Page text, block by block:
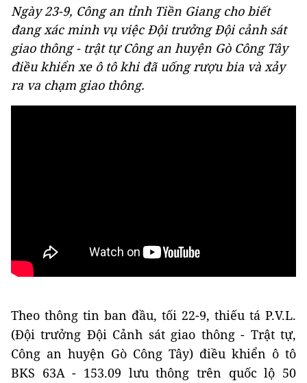
Ngày 23-9, Công an tỉnh Tiền Giang cho biết
đang xác minh vụ việc Đội trưởng Đội cảnh sát
giao thông - trật tự Công an huyện Gò Công Tây
điều khiển xe ô tô khi đã uống rượu bia và xảy
ra va chạm giao thông.
Theo thông tin ban đầu, tối 22-9, thiếu tá P.V.L.
(Đội trưởng Đội Cảnh sát giao thông - Trật tự,
Công an huyện Gò Công Tây) điều khiển ô tô
BKS 63A - 153.09 lưu thông trên quốc lộ 50